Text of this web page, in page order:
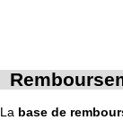
La base de